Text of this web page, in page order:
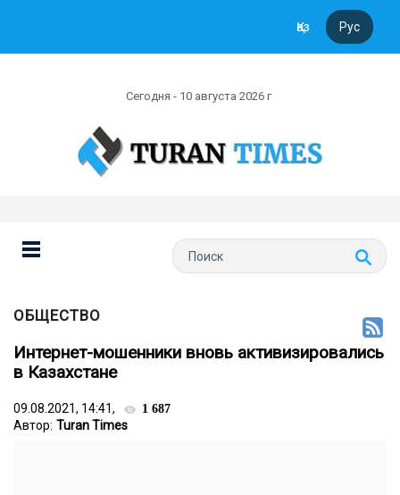
Қаз Рус
Сегодня - 10 августа 2026 г
ОБЩЕСТВО
Интернет-мошенники вновь активизировались
в Казахстане
09.08.2021, 14:41, 1 687
Автор: Turan Times